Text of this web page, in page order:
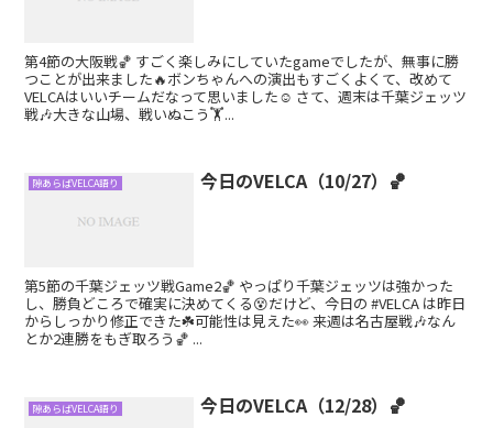
第4節の大阪戦🏀 すごく楽しみにしていたgameでしたが、無事に勝
つことが出来ました🔥ボンちゃんへの演出もすごくよくて、改めて
VELCAはいいチームだなって思いました☺️ さて、週末は千葉ジェッツ
戦🎶大きな山場、戦いぬこう🏋️...
隙あらばVELCA語り 今日のVELCA（10/27）🏀
第5節の千葉ジェッツ戦Game2🏀 やっぱり千葉ジェッツは強かった
し、勝負どころで確実に決めてくる😵だけど、今日の #VELCA は昨日
からしっかり修正できた☘️可能性は見えた👀 来週は名古屋戦🎶なん
とか2連勝をもぎ取ろう🏀 ...
隙あらばVELCA語り 今日のVELCA（12/28）🏀